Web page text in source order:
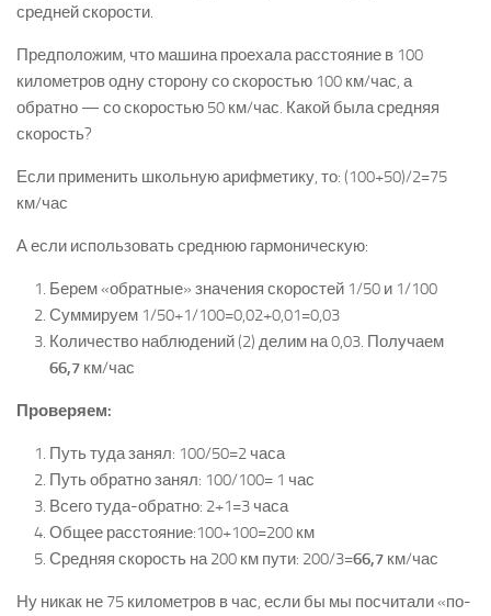
средней скорости.
Предположим, что машина проехала расстояние в 100
километров одну сторону со скоростью 100 км/час, а
обратно — со скоростью 50 км/час. Какой была средняя
скорость?
Если применить школьную арифметику, то: (100+50)/2=75
км/час
А если использовать среднюю гармоническую:
Берем «обратные» значения скоростей 1/50 и 1/100
Суммируем 1/50+1/100=0,02+0,01=0,03
Количество наблюдений (2) делим на 0,03. Получаем
66,7 км/час
Проверяем:
Путь туда занял: 100/50=2 часа
Путь обратно занял: 100/100= 1 час
Всего туда-обратно: 2+1=3 часа
Общее расстояние:100+100=200 км
Средняя скорость на 200 км пути: 200/3=66,7 км/час
Ну никак не 75 километров в час, если бы мы посчитали «по-